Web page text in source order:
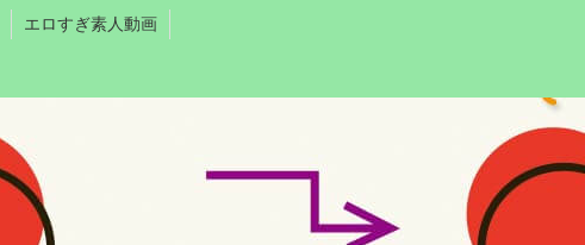
エロすぎ素人動画